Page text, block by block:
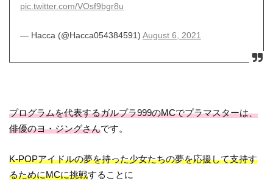
pic.twitter.com/VOsf9bgr8u
— Hacca (@Hacca054384591) August 6, 2021
プログラムを代表するガルプラ999のMCでプラマスターは、
俳優のヨ・ジングさんです。
K-POPアイドルの夢を持った少女たちの夢を応援して支持す
るためにMCに挑戦することに